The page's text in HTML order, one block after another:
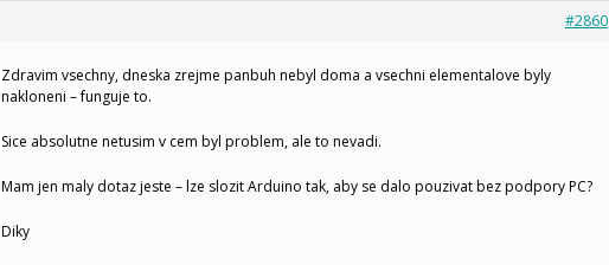
#2860
Zdravim vsechny, dneska zrejme panbuh nebyl doma a vsechni elementalove byly
nakloneni – funguje to.
Sice absolutne netusim v cem byl problem, ale to nevadi.
Mam jen maly dotaz jeste – lze slozit Arduino tak, aby se dalo pouzivat bez podpory PC?
Diky